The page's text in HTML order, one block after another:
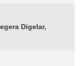
Digelar,